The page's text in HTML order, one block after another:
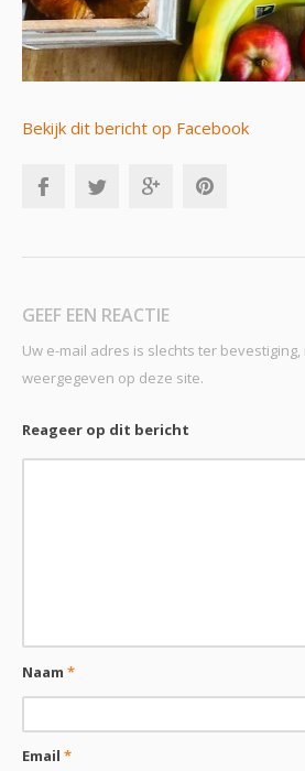
Bekijk dit bericht op Facebook
GEEF EEN REACTIE
Uw e-mail adres is slechts ter bevestiging,
weergegeven op deze site.
Reageer op dit bericht
Naam*
Email*